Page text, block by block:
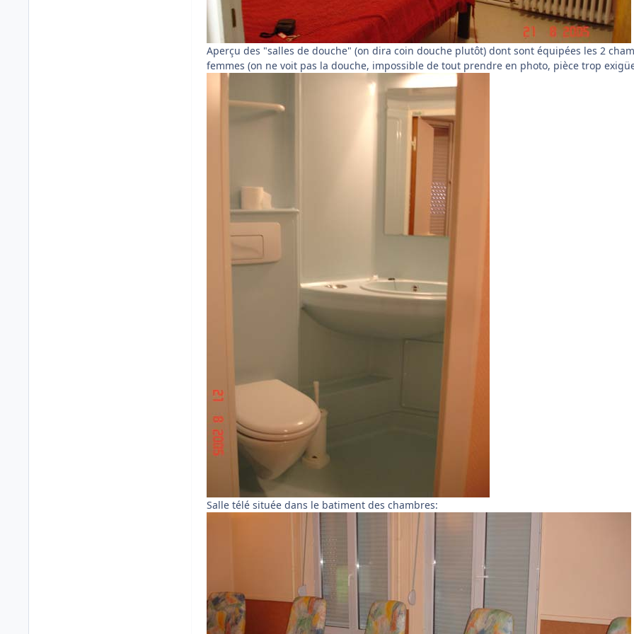
Aperçu des "salles de douche" (on dira coin douche plutôt) dont sont équipées les 2
femmes (on ne voit pas la douche, impossible de tout prendre en photo, pièce trop
Salle télé située dans le batiment des chambres: